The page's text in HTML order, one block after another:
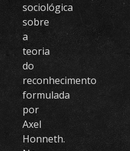
sociológica
sobre
a
teoria
do
reconhecimento
formulada
por
Axel
Honneth.